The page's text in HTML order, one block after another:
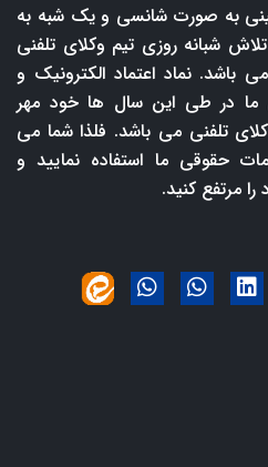
به صورت شانسی و یک شبه به
شبانه روزی تیم وکلای تلفنی
10 ها سال می باشد. نماد اعتماد الکترونیک و
ما در طی این سال ها خود مهر
تلفنی می باشد. فلذا شما می
حقوقی ما استفاده نمایید و
مرتفع کنید.